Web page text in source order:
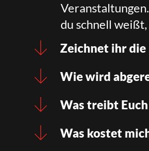
du schnell
Zeichnet ihr
Wie wird
Was treibt Euch
Was kostet